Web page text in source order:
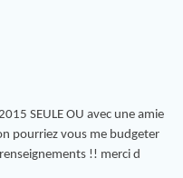
SEULE OU avec une amie
pourriez vous me budgeter
!! merci d